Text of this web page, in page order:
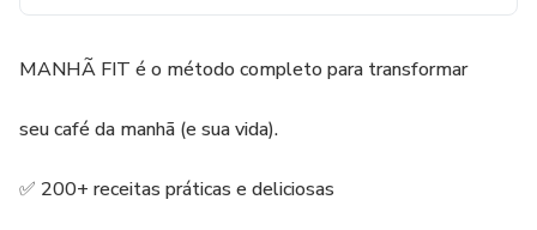
MANHÃ FIT é o método completo para transformar
seu café da manhã (e sua vida).
✅ 200+ receitas práticas e deliciosas